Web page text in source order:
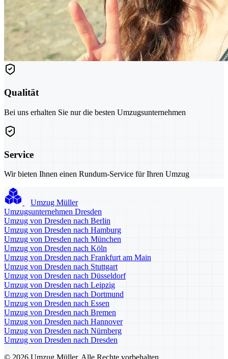
Qualität
Bei uns erhalten Sie nur die besten Umzugsunternehmen
Service
Wir bieten Ihnen einen Rundum-Service für Ihren Umzug
Umzug Müller
Umzugsunternehmen Dresden
Umzug von Dresden nach Berlin
Umzug von Dresden nach Hamburg
Umzug von Dresden nach München
Umzug von Dresden nach Köln
Umzug von Dresden nach Frankfurt am Main
Umzug von Dresden nach Stuttgart
Umzug von Dresden nach Düsseldorf
Umzug von Dresden nach Leipzig
Umzug von Dresden nach Dortmund
Umzug von Dresden nach Essen
Umzug von Dresden nach Bremen
Umzug von Dresden nach Hannover
Umzug von Dresden nach Nürnberg
Umzug von Dresden nach Dresden